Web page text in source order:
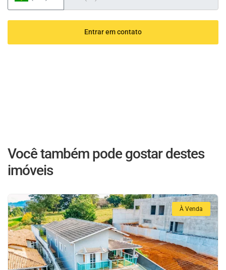
Entrar em contato
Você também pode gostar destes
imóveis
À Venda